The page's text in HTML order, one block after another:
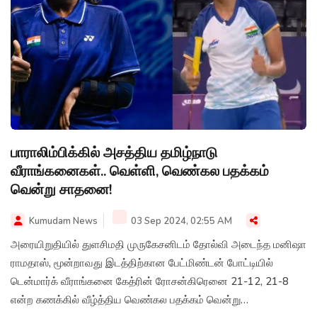
பாராலிம்பிக்கில் அசத்திய தமிழ்நாடு
வீராங்கனைகள்.. வெள்ளி, வெண்கல பதக்கம்
வென்று சாதனை!
Kumudam News 03 Sep 2024, 02:55 AM
அரையிறுதியில் துளசிமதி முருகேசனிடம் தோல்வி அடைந்த மனிஷா
ராமதாஸ், மூன்றாவது இடத்திற்கான பேட்மிண்டன் போட்டியில்
டென்மார்க் வீராங்கனை கேத்ரின் ரோசன்கிரெனை 21-12, 21-8
என்ற கணக்கில் வீழ்த்திய வெண்கல பதக்கம் வென்று